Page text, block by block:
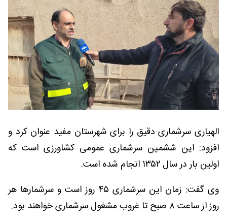
الهیاری سرشماری دقیق را برای شهرستان مفید عنوان کرد و
افزود: این ششمین سرشماری عمومی کشاورزی است که
اولین بار در سال ۱۳۵۲ انجام شده است.
وی گفت: زمان این سرشماری ۴۵ روز است و سرشمارها هر
روز از ساعت ۸ صبح تا غروب مشغول سرشماری خواهند بود.